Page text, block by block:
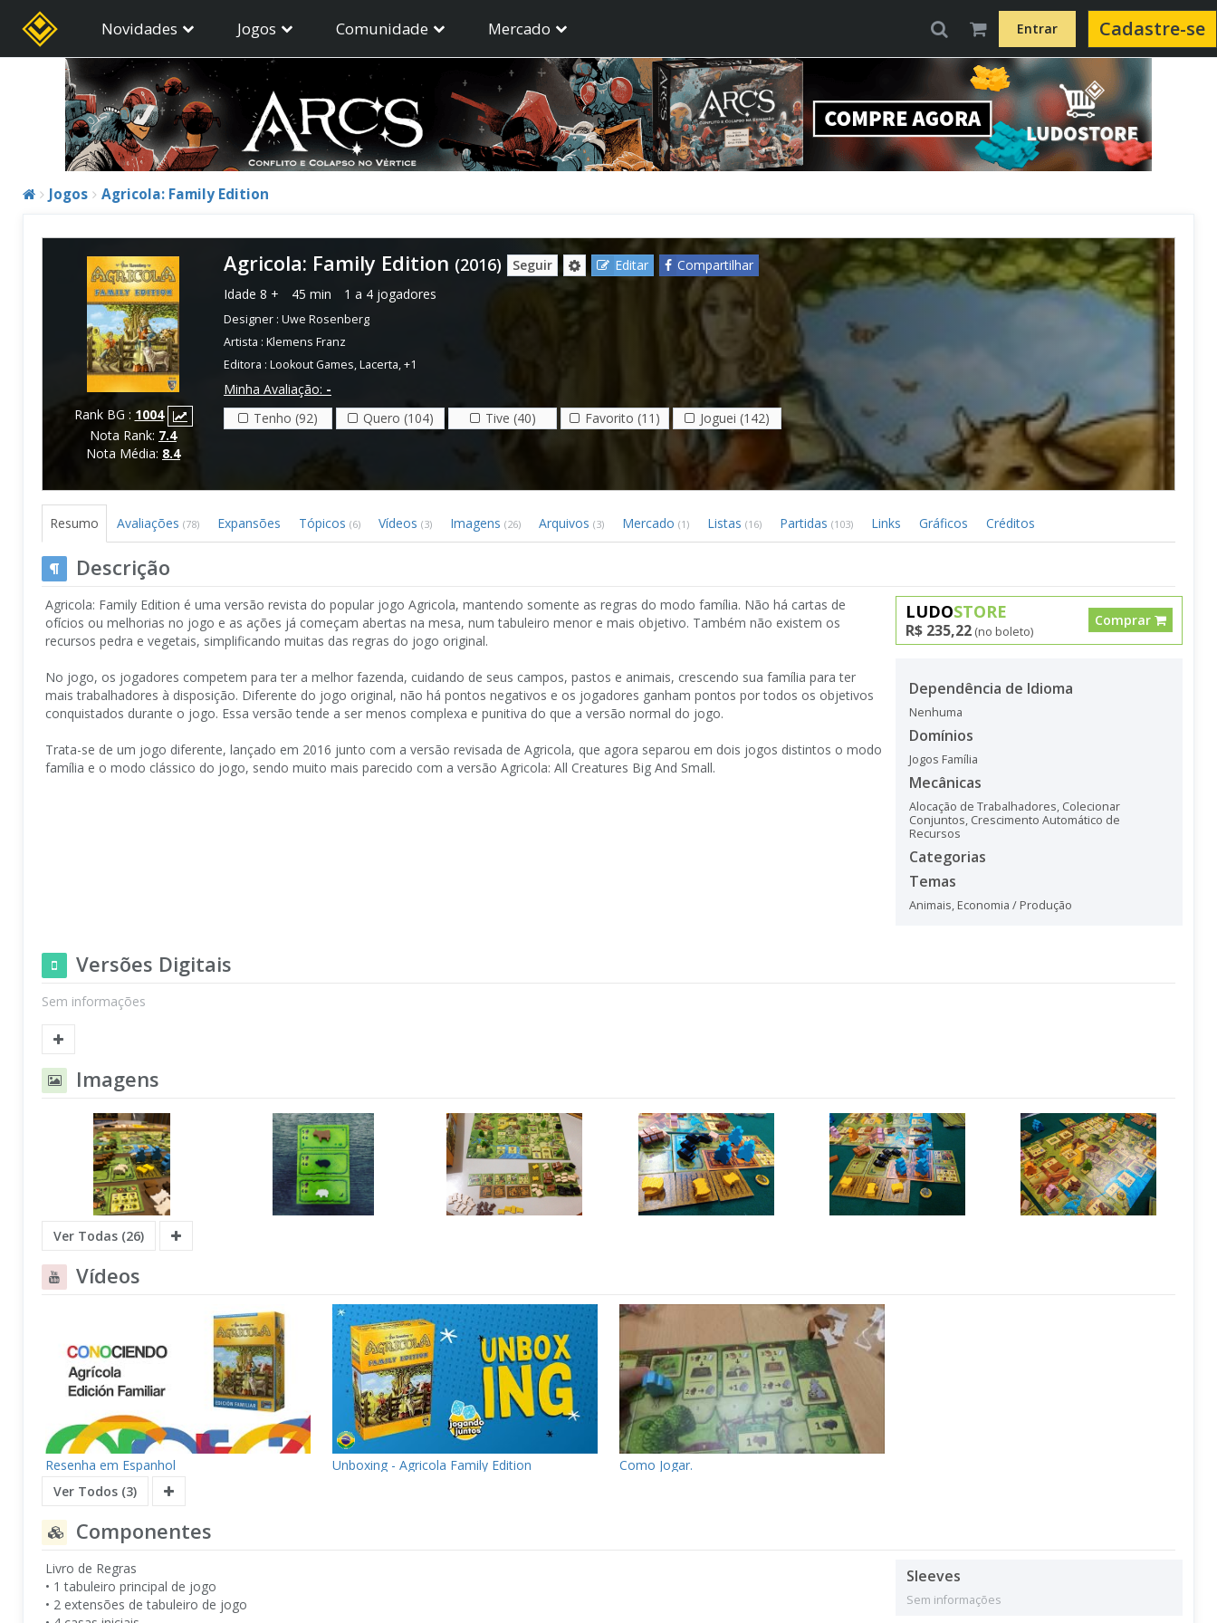
Novidades Jogos Comunidade Mercado Entrar Cadastre-se
Jogos Agricola: Family Edition
Rank BG : 1004
Nota Rank: 7.4
Nota Média: 8.4
Agricola: Family Edition (2016) Seguir Editar
Compartilhar
Idade 8 + 45 min 1 a 4 jogadores
Designer : Uwe Rosenberg
Artista : Klemens Franz
Editora : Lookout Games,Lacerta,+1
Minha Avaliação: -
Tenho (92)
Quero (104) Tive (40) Favorito (11) Joguei (142)
Resumo Avaliações (78) Expansões Tópicos (6) Vídeos (3) Imagens (26) Arquivos (3) Mercado (1) Listas (16) Partidas (103) Links Gráficos Créditos
Descrição
Agricola: Family Edition é uma versão revista do popular jogo Agricola, mantendo somente as regras do modo família. Não há cartas de
ofícios ou melhorias no jogo e as ações já começam abertas na mesa, num tabuleiro menor e mais objetivo. Também não existem os
recursos pedra e vegetais, simplificando muitas das regras do jogo original.
No jogo, os jogadores competem para ter a melhor fazenda, cuidando de seus campos, pastos e animais, crescendo sua família para ter
mais trabalhadores à disposição. Diferente do jogo original, não há pontos negativos e os jogadores ganham pontos por todos os objetivos
conquistados durante o jogo. Essa versão tende a ser menos complexa e punitiva do que a versão normal do jogo.
Trata-se de um jogo diferente, lançado em 2016 junto com a versão revisada de Agricola, que agora separou em dois jogos distintos o modo
família e o modo clássico do jogo, sendo muito mais parecido com a versão Agricola: All Creatures Big And Small.
LUDOSTORE
R$ 235,22 (no boleto)
Comprar
Dependência de Idioma
Nenhuma
Domínios
Jogos Família
Mecânicas
Alocação de Trabalhadores, Colecionar
Conjuntos, Crescimento Automático de
Recursos
Categorias
Temas
Animais, Economia / Produção
Versões Digitais
Sem informações
Imagens
Ver Todas (26)
Vídeos
Resenha em Espanhol Unboxing - Agricola Family Edition
Como Jogar.
Ver Todos (3)
Componentes
Livro de Regras
• 1 tabuleiro principal de jogo
• 2 extensões de tabuleiro de jogo
Sleeves
Sem informações